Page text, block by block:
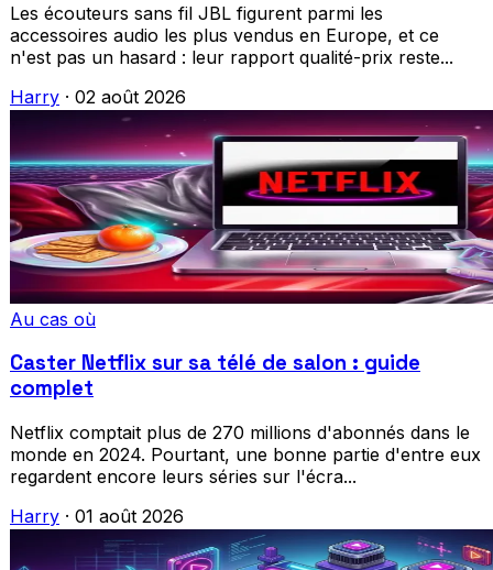
Les écouteurs sans fil JBL figurent parmi les
accessoires audio les plus vendus en Europe, et ce
n'est pas un hasard : leur rapport qualité-prix reste...
Harry · 02 août 2026
Au cas où
Caster Netflix sur sa télé de salon : guide
complet
Netflix comptait plus de 270 millions d'abonnés dans le
monde en 2024. Pourtant, une bonne partie d'entre eux
regardent encore leurs séries sur l'écra...
Harry · 01 août 2026